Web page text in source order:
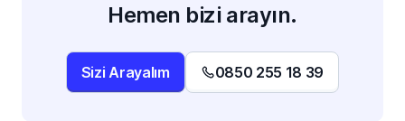
Hemen bizi arayın.
Sizi Arayalım 0850 255 18 39